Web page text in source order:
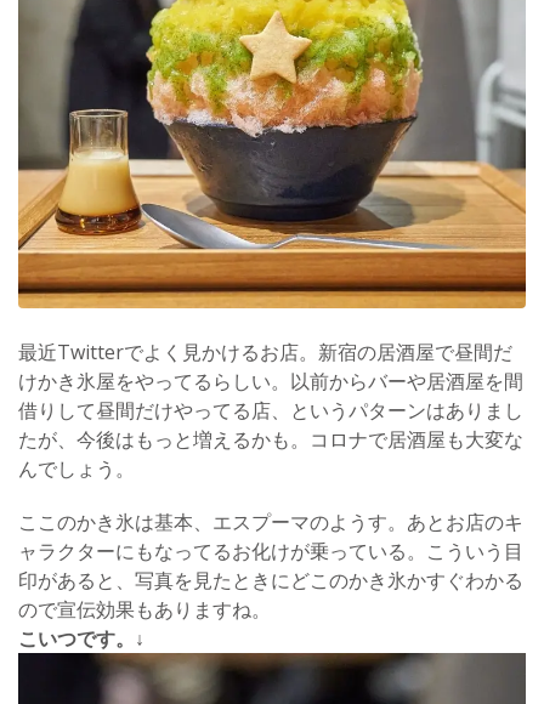
最近Twitterでよく見かけるお店。新宿の居酒屋で昼間だ
けかき氷屋をやってるらしい。以前からバーや居酒屋を間
借りして昼間だけやってる店、というパターンはありまし
たが、今後はもっと増えるかも。コロナで居酒屋も大変な
んでしょう。
ここのかき氷は基本、エスプーマのようす。あとお店のキ
ャラクターにもなってるお化けが乗っている。こういう目
印があると、写真を見たときにどこのかき氷かすぐわかる
ので宣伝効果もありますね。
こいつです。↓